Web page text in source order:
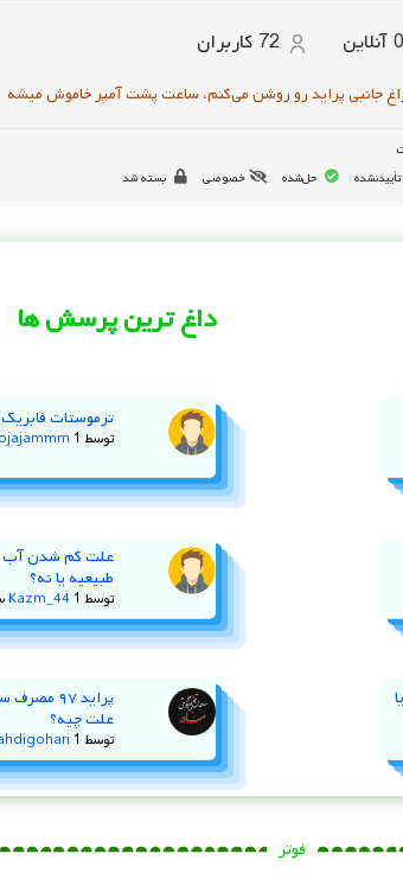
0آنلاین 72 کاربران
جانبی پراید رو روشن می‌کنم، ساعت پشت آمپر خاموش میشه
تأییدنشده حل‌شده خصوصی بسته شد
داغ ترین پرسش ها
ترموستات
توسط 1 سال پیش
طبیعیه یا نه؟
توسط Kazm_44 1 سال پیش
پراید
علت چیه؟
توسط 1 سال پیش
فوتر